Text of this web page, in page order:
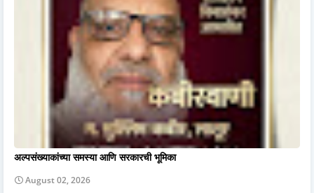
अल्पसंख्याकांच्या समस्या आणि सरकारची भूमिका
August 02, 2026